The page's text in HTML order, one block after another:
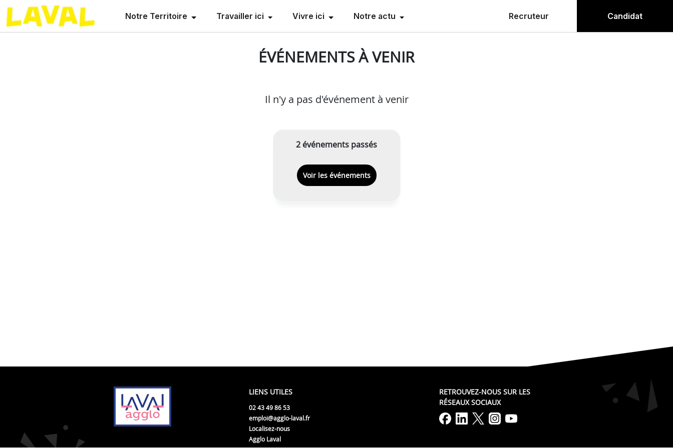
Notre Territoire Travailler ici Vivre ici Notre actu Recruteur Candidat
ÉVÉNEMENTS À VENIR
Il n'y a pas d'événement à venir
2 événements passés
Voir les événements
LIENS UTILES
02 43 49 86 53
emploi@agglo-laval.fr
Localisez-nous
Agglo Laval
RETROUVEZ-NOUS SUR LES
RÉSEAUX SOCIAUX
Lien vers notre page Facebook
Lien vers notre page LinkedIn
Lien vers notre page Twitter
Lien vers notre page